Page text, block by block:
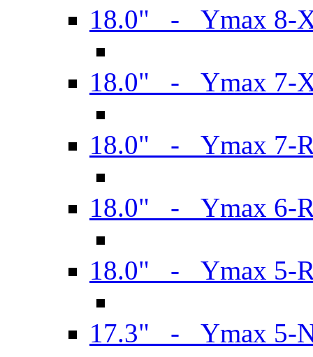
18.0" - Ymax 8-
18.0" - Ymax 7-
18.0" - Ymax 7-
18.0" - Ymax 6-
18.0" - Ymax 5-
17.3" - Ymax 5-